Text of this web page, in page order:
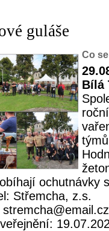
guláše
Co
Bílá
ochutnávky
Střemcha, z.s.